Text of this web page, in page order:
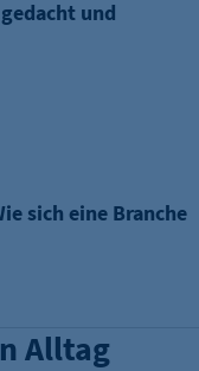
und
sich eine Branche
Alltag